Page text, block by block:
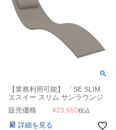
【業務利用可能】 「SE SLIM
エスイー スリム サンラウンジ
ャー 用 クッション ＆ ピローク
ッション セット」 サマーベッ
ド まくら 座面 カバー
販売価格 ¥23,650税込
詳細を見る